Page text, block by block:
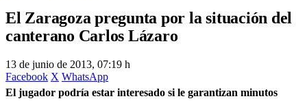
El Zaragoza pregunta por la situación del
canterano Carlos Lázaro
13 de junio de 2013, 07:19 h
Facebook X WhatsApp
El jugador podría estar interesado si le garantizan minutos